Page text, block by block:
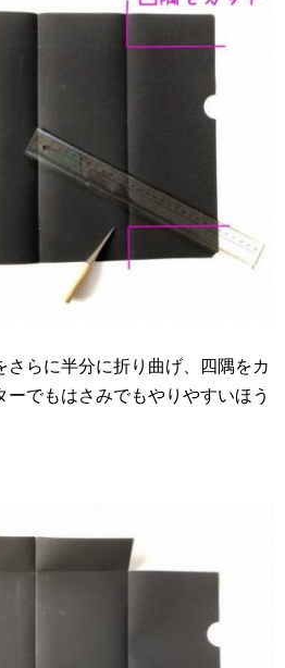
さらに半分に折り曲げ、四隅をカ
ーでもはさみでもやりやすいほう